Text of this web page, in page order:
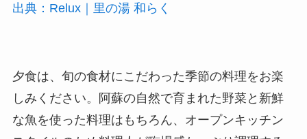
出典：Relux｜里の湯 和らく
夕食は、旬の食材にこだわった季節の料理をお楽
しみください。阿蘇の自然で育まれた野菜と新鮮
な魚を使った料理はもちろん、オープンキッチン